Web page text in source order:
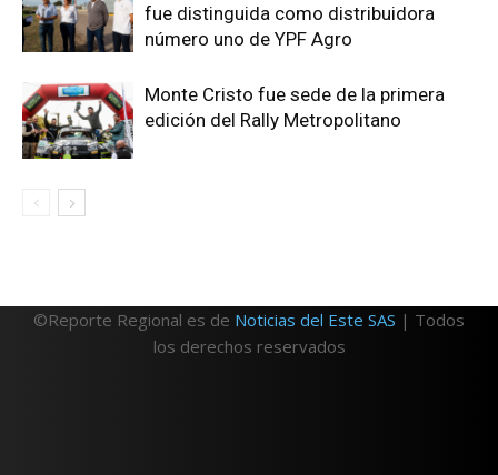
fue distinguida como distribuidora
número uno de YPF Agro
Monte Cristo fue sede de la primera
edición del Rally Metropolitano
©Reporte Regional es de Noticias del Este SAS | Todos
los derechos reservados